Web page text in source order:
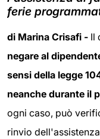
ferie
di Marina Crisafi - Il
negare al
sensi della legge
neanche durante il
ogni caso, può
rinvio